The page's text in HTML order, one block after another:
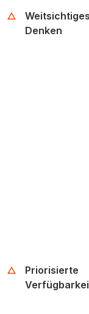
Weitsichtiges
Denken
Priorisierte